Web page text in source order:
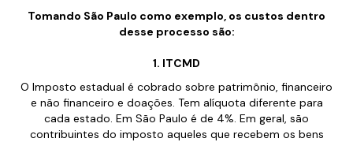
Tomando São Paulo como exemplo, os custos dentro
desse processo são:
1. ITCMD
O Imposto estadual é cobrado sobre patrimônio, financeiro
e não financeiro e doações. Tem alíquota diferente para
cada estado. Em São Paulo é de 4%. Em geral, são
contribuintes do imposto aqueles que recebem os bens